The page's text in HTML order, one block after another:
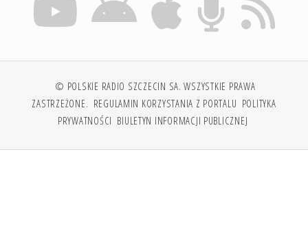
© POLSKIE RADIO SZCZECIN SA. WSZYSTKIE PRAWA
ZASTRZEŻONE. REGULAMIN KORZYSTANIA Z PORTALU POLITYKA
PRYWATNOŚCI BIULETYN INFORMACJI PUBLICZNEJ